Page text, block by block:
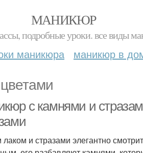
МАНИКЮР
подробные уроки. все виды
маникюра маникюр в
с камнями и
и стразами элегантно